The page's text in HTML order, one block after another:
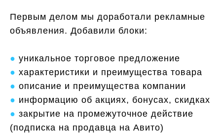
Первым делом мы доработали рекламные
объявления. Добавили блоки:
● уникальное торговое предложение
● характеристики и преимущества товара
● описание и преимущества компании
● информацию об акциях, бонусах, скидках
● закрытие на промежуточное действие
(подписка на продавца на Авито)